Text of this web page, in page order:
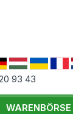
93 43
WARENBÖRSE